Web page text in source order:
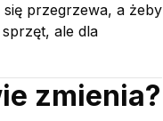
przegrzewa, a żeby
ale dla
zmienia?